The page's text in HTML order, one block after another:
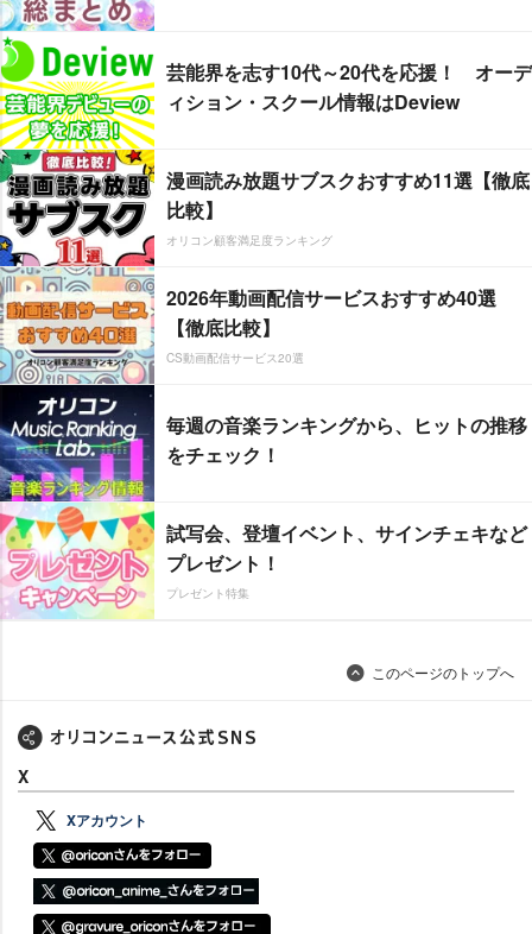
芸能界を志す10代～20代を応援！ オーデ
ィション・スクール情報はDeview
漫画読み放題サブスクおすすめ11選【徹底
比較】
オリコン顧客満足度ランキング
2026年動画配信サービスおすすめ40選
【徹底比較】
CS動画配信サービス20選
毎週の音楽ランキングから、ヒットの推移
をチェック！
試写会、登壇イベント、サインチェキなど
プレゼント！
プレゼント特集
このページのトップへ
X
Xアカウント